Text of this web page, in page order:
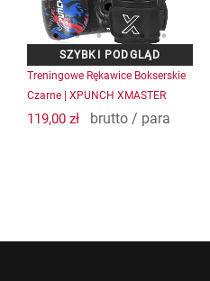
Treningowe Rękawice Bokserskie
Czarne | XPUNCH XMASTER
119,00 zł brutto / para
Opcje
można
wybrać
na
stronie